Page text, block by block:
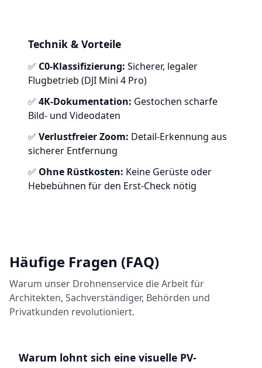
Technik & Vorteile
✅ C0-Klassifizierung: Sicherer, legaler
Flugbetrieb (DJI Mini 4 Pro)
✅ 4K-Dokumentation: Gestochen scharfe
Bild- und Videodaten
✅ Verlustfreier Zoom: Detail-Erkennung aus
sicherer Entfernung
✅ Ohne Rüstkosten: Keine Gerüste oder
Hebebühnen für den Erst-Check nötig
Häufige Fragen (FAQ)
Warum unser Drohnenservice die Arbeit für
Architekten, Sachverständiger, Behörden und
Privatkunden revolutioniert.
Warum lohnt sich eine visuelle PV-